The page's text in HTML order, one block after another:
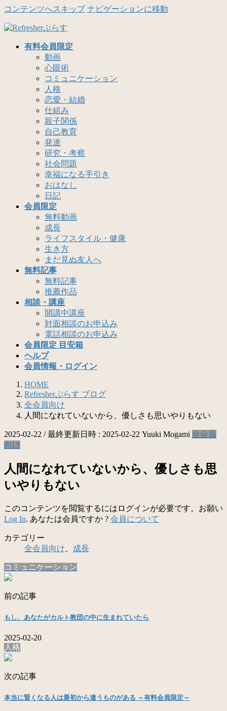
コンテンツへスキップ ナビゲーションに移動
有料会員限定
動画
心眼術
コミュニケーション
人格
恋愛・結婚
仕組み
親子関係
自己教育
発達
研究・考察
社会問題
幸福になる手引き
おはなし
日記
会員限定
無料動画
成長
ライフスタイル・健康
生き方
まだ見ぬ友人へ
無料記事
無料記事
推薦作品
相談・講座
開講中講座
対面相談のお申込み
電話相談のお申込み
会員限定 目安箱
ヘルプ
会員情報・ログイン
HOME
Refresherぷらす ブログ
全会員向け
人間になれていないから、優しさも思いやりもない
2025-02-22 / 最終更新日時 : 2025-02-22 Yuuki Mogami 全会員
向け
人間になれていないから、優しさも思
いやりもない
このコンテンツを閲覧するにはログインが必要です。お願い
Log In. あなたは会員ですか ? 会員について
カテゴリー
全会員向け
成長
コミュニケーション
前の記事
もし、あなたがカルト教団の中に生まれていたら
2025-02-20
人格
次の記事
本当に賢くなる人は最初から違うものがある ～有料会員限定～